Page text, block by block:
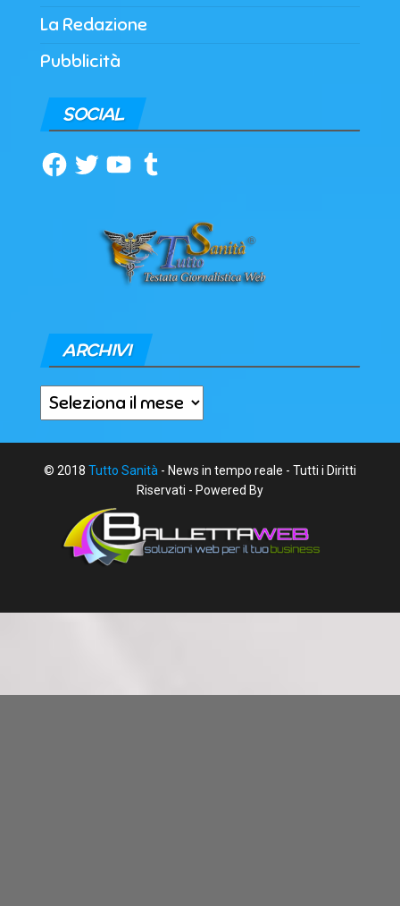
La Redazione
Pubblicità
SOCIAL
Facebook
TwitterYouTubeTumblr
ARCHIVI
Archivi
© 2018 Tutto Sanità - News in tempo reale - Tutti i Diritti
Riservati - Powered By